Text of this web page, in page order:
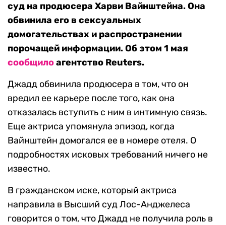
суд на продюсера Харви Вайнштейна. Она
обвинила его в сексуальных
домогательствах и распространении
порочащей информации. Об этом 1 мая
сообщилоагентство Reuters.
Джадд обвинила продюсера в том, что он
вредил ее карьере после того, как она
отказалась вступить с ним в интимную связь.
Еще актриса упомянула эпизод, когда
Вайнштейн домогался ее в номере отеля. О
подробностях исковых требований ничего не
известно.
В гражданском иске, который актриса
направила в Высший суд Лос-Анджелеса
говорится о том, что Джадд не получила роль в